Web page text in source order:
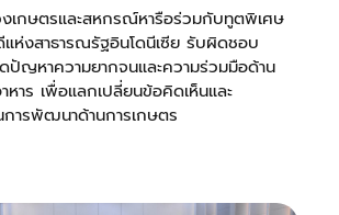
เกษตรและสหกรณ์หารือร่วมกับทูตพิเศษ
แห่งสาธารณรัฐอินโดนีเซีย รับผิดชอบ
ปัญหาความยากจนและความร่วมมือด้าน
หาร เพื่อแลกเปลี่ยนข้อคิดเห็นและ
ารพัฒนาด้านการเกษตร